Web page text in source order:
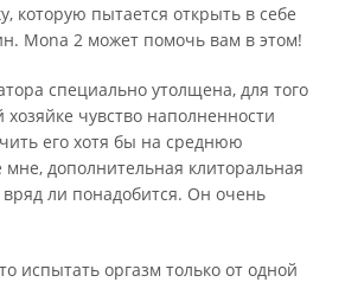
которую пытается открыть в себе
Mona 2 может помочь вам в этом!
специально утолщена, для того
хозяйке чувство наполненности
его хотя бы на среднюю
дополнительная клиторальная
ли понадобится. Он очень
испытать оргазм только от одной